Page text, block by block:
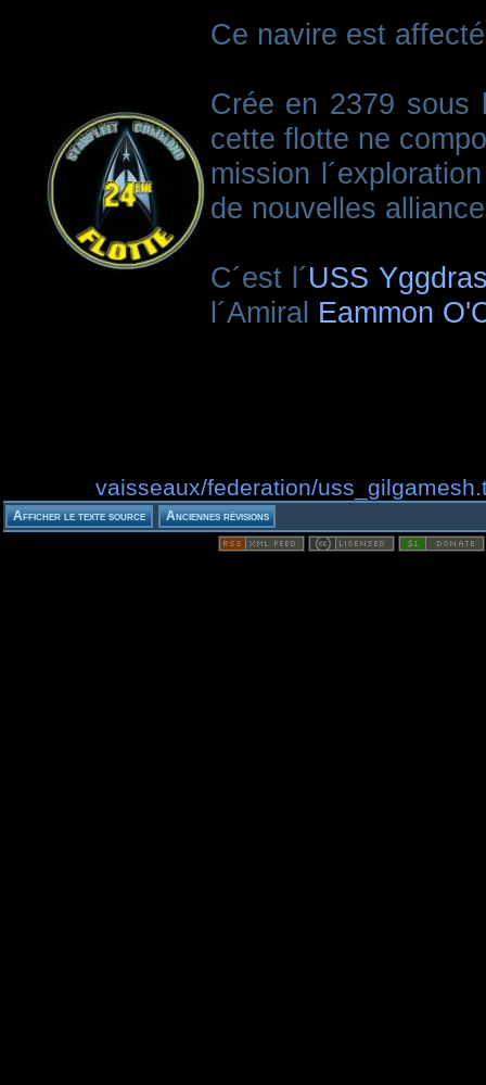
Ce navire est
Crée en 2379 sous
cette flotte ne
mission
de nouvelles
C´est l´USS
l´Amiral Eammon
vaisseaux/federation/